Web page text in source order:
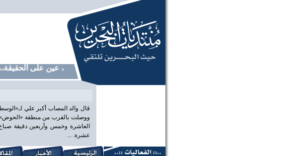
منتديات البحرين، عين على
قال والد المصاب أكبر علي
ووصلت بالقرب من منطقة «الحوض».
العاشرة وخمس وأربعين دقيقة
عشرة. ...